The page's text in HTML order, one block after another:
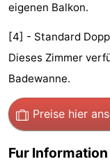
Denkmäler
-
Kirchen
-
Aussichtspunkte
Attraktionen
-
eigenen Balkon.
[4] - Standard
Dieses Zimmer
Badewanne.
Preise hier
Fur